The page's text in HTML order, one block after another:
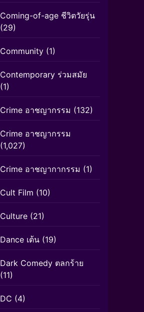
Coming-of-age ชีวิตวัยรุ่น
(29)
Community (1)
Contemporary ร่วมสมัย
(1)
Crime อาชญากรรม (132)
Crime อาชญากรรม
(1,027)
Crime อาชญากากรรม (1)
Cult Film (10)
Culture (21)
Dance เต้น (19)
Dark Comedy ตลกร้าย
(11)
DC (4)